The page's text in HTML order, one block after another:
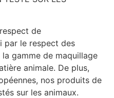
de
par le respect des
gamme de maquillage
animale. De plus,
nos produits de
sur les animaux.